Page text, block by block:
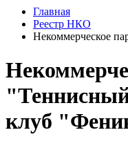
Главная
Реестр НКО
Некоммерческое
клуб